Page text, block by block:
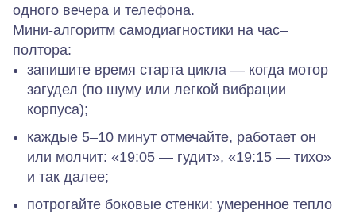
одного вечера и телефона.
Мини‑алгоритм самодиагностики на час–
полтора:
запишите время старта цикла — когда мотор
загудел (по шуму или легкой вибрации
корпуса);
каждые 5–10 минут отмечайте, работает он
или молчит: «19:05 — гудит», «19:15 — тихо»
и так далее;
потрогайте боковые стенки: умеренное тепло